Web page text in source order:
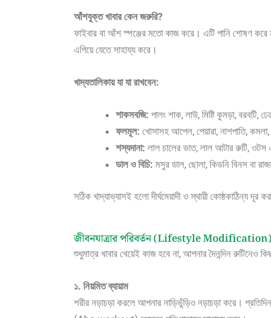
আঁশযুক্ত খাবার কেন জরুরি?
ফাইবার বা আঁশ স্পঞ্জের মতো কাজ করে। এটি পানি শোষণ
এগিয়ে যেতে সাহায্য করে।
খাদ্যতালিকায় যা যা রাখবেন:
শাকসবজি: পালং শাক, লাউ, মিষ্টি কুমড়া, বরবটি,
ফলমূল: খোসাসহ আপেল, পেয়ারা, নাশপাতি,
শস্যদানা: লাল চালের ভাত, লাল আটার রুটি, ওটস
ডাল ও বিচি: মসুর ডাল, ছোলা, কিডনি বিনস বা
সঠিক খাদ্যাভ্যাসই হলো দীর্ঘমেয়াদী ও স্থায়ী কোষ্ঠকাঠিন্য
জীবনযাত্রার পরিবর্তন (Lifestyle Modification)
শুধুমাত্র খাবার খেয়েই কাজ হবে না, আপনার দৈনন্দিন রুটিনেও
১. নিয়মিত ব্যায়াম
শরীর নড়াচড়া করলে আপনার নাড়িভুঁড়িও নড়াচড়া করে।